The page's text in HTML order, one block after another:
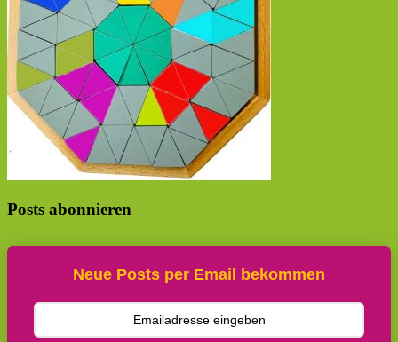
Posts abonnieren
Neue Posts per Email bekommen